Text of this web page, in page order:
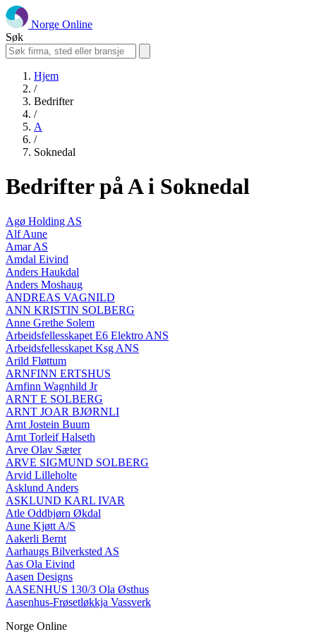
Norge Online
Søk
Hjem
/
Bedrifter
/
A
/
Soknedal
Bedrifter på A i Soknedal
Agø Holding AS
Alf Aune
Amar AS
Amdal Eivind
Anders Haukdal
Anders Moshaug
ANDREAS VAGNILD
ANN KRISTIN SOLBERG
Anne Grethe Solem
Arbeidsfellesskapet E6 Elektro ANS
Arbeidsfellesskapet Ksg ANS
Arild Fløttum
ARNFINN ERTSHUS
Arnfinn Wagnhild Jr
ARNT E SOLBERG
ARNT JOAR BJØRNLI
Arnt Jostein Buum
Arnt Torleif Halseth
Arve Olav Sæter
ARVE SIGMUND SOLBERG
Arvid Lilleholte
Asklund Anders
ASKLUND KARL IVAR
Atle Oddbjørn Økdal
Aune Kjøtt A/S
Aakerli Bernt
Aarhaugs Bilverksted AS
Aas Ola Eivind
Aasen Designs
AASENHUS 130/3 Ola Østhus
Aasenhus-Frøsetløkkja Vassverk
Norge Online